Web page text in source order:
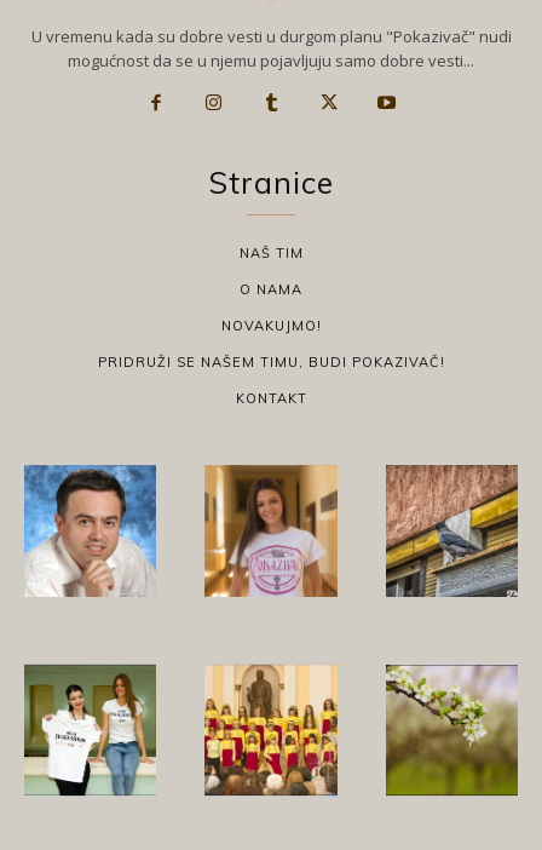
U vremenu kada su dobre vesti u durgom planu "Pokazivač" nudi
mogućnost da se u njemu pojavljuju samo dobre vesti...
Stranice
NAŠ TIM
O NAMA
NOVAKUJMO!
PRIDRUŽI SE NAŠEM TIMU, BUDI POKAZIVAČ!
KONTAKT